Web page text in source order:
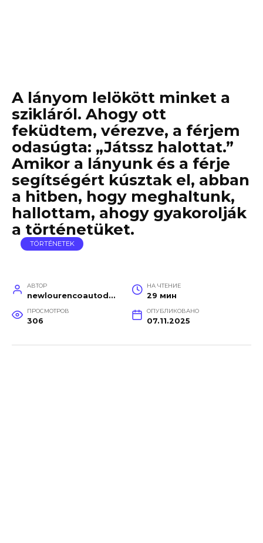
A lányom lelökött minket a
szikláról. Ahogy ott
feküdtem, vérezve, a férjem
odasúgta: „Játssz halottat.”
Amikor a lányunk és a férje
segítségért kúsztak el, abban
a hitben, hogy meghaltunk,
hallottam, ahogy gyakorolják
a történetüket.
TÖRTÉNETEK
АВТОР
newlourencoautodetail
НА ЧТЕНИЕ
29 мин
ПРОСМОТРОВ
306
ОПУБЛИКОВАНО
07.11.2025